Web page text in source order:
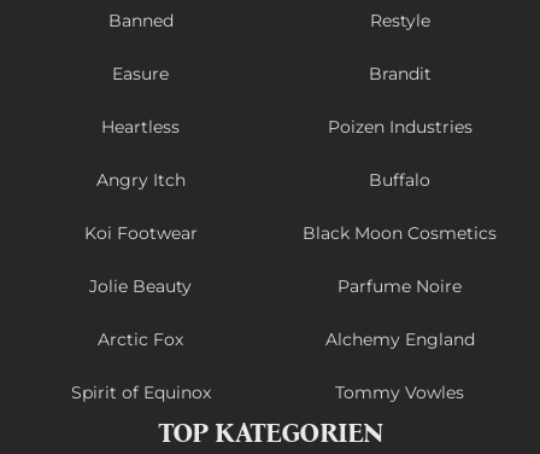
Banned Restyle
Easure Brandit
Heartless Poizen Industries
Angry Itch Buffalo
Koi Footwear Black Moon Cosmetics
Jolie Beauty Parfume Noire
Arctic Fox Alchemy England
Spirit of Equinox Tommy Vowles
TOP KATEGORIEN